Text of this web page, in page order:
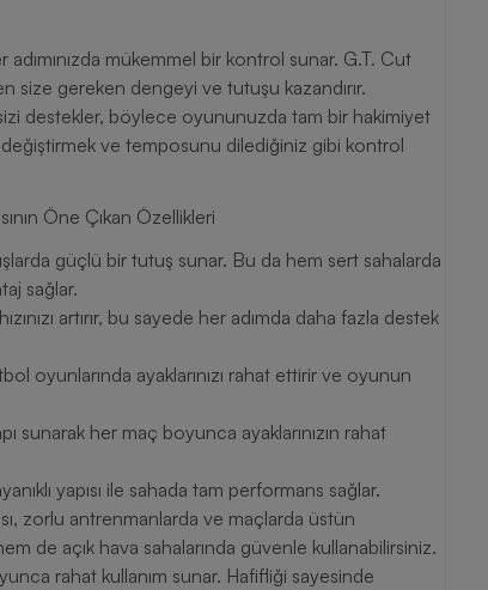
mükemmel bir kontrol sunar. G.T. Cut
size gereken dengeyi ve tutuşu kazandırır.
destekler, böylece oyununuzda tam bir hakimiyet
değiştirmek ve temposunu dilediğiniz gibi kontrol
Öne Çıkan Özellikleri
güçlü bir tutuş sunar. Bu da hem sert sahalarda
sağlar.
artırır, bu sayede her adımda daha fazla destek
oyunlarında ayaklarınızı rahat ettirir ve oyunun
sunarak her maç boyunca ayaklarınızın rahat
yapısı ile sahada tam performans sağlar.
zorlu antrenmanlarda ve maçlarda üstün
de açık hava sahalarında güvenle kullanabilirsiniz.
rahat kullanım sunar. Hafifliği sayesinde